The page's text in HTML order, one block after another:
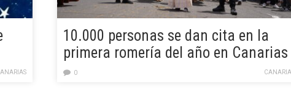
10.000 personas se dan cita en la
primera romería del año en Canarias
0